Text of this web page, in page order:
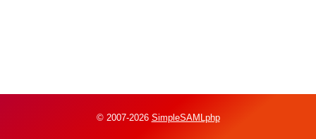
© 2007-2026 SimpleSAMLphp